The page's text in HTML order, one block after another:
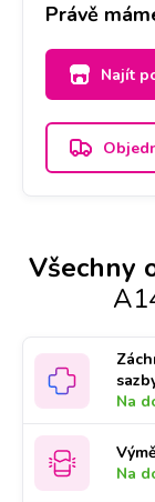
Právě
Najít
Všechny
Na
Na